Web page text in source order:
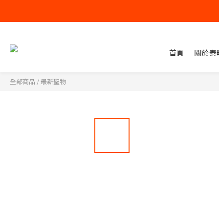
首頁 關於泰
全部商品 /最新聖物